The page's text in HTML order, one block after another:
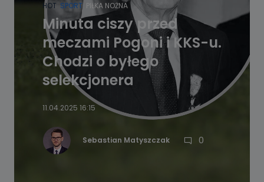
HOT SPORT PIŁKA NOŻNA
Minuta ciszy przed
meczami Pogoni i KKS-u.
Chodzi o byłego
selekcjonera
11.04.2025 16:15
Sebastian Matyszczak 0